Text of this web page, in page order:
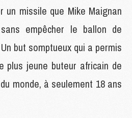
un missile que Mike Maignan
empêcher le ballon de
but somptueux qui a permis
plus jeune buteur africain de
monde, à seulement 18 ans